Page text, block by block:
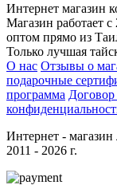
Интернет магазин
Магазин работает с
оптом прямо из
Только лучшая
О нас Отзывы о
подарочные
программа Договор
Интернет -
2011 - 2026 г.